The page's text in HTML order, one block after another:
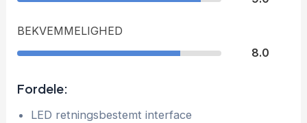
BEKVEMMELIGHED
8.0
Fordele:
LED retningsbestemt interface